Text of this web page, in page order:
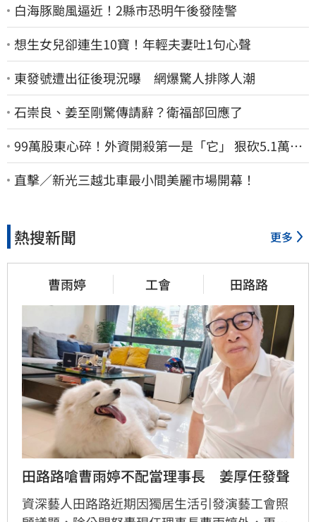
白海豚颱風逼近！2縣市恐明午後發陸警
想生女兒卻連生10寶！年輕夫妻吐1句心聲
東發號遭出征後現況曝 網爆驚人排隊人潮
石崇良、姜至剛驚傳請辭？衛福部回應了
99萬股東心碎！外資開殺第一是「它」 狠砍5.1萬張
股價重挫近5%
直擊／新光三越北車最小間美麗市場開幕！
熱搜新聞 更多
曹雨婷 工會 田路路
田路路嗆曹雨婷不配當理事長　姜厚任發聲
資深藝人田路路近期因獨居生活引發演藝工會照